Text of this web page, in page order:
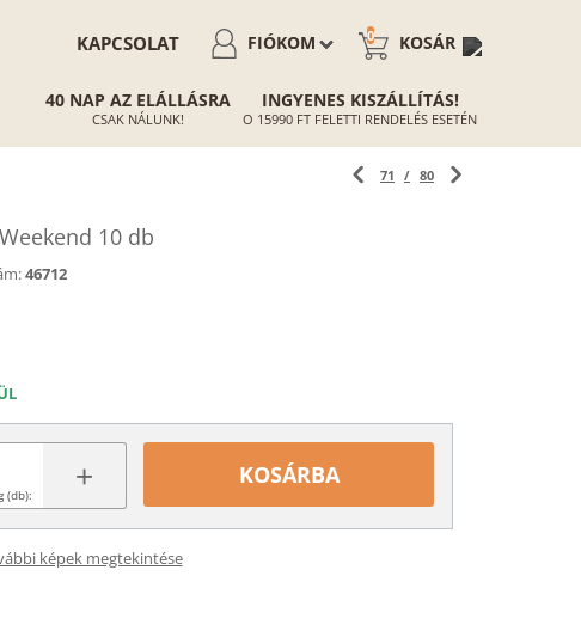
KOSÁR
0
FIÓKOM
KAPCSOLAT
40 NAP AZ ELÁLLÁSRA
CSAK NÁLUNK!
INGYENES KISZÁLLÍTÁS!
O 15990 FT FELETTI RENDELÉS ESETÉN
71 / 80
10 db
46712
+
(db):
KOSÁRBA
képek megtekintése